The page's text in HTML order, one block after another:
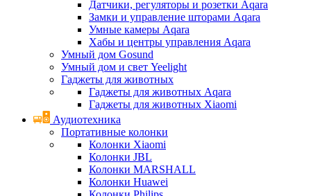
Датчики, регуляторы и розетки Aqara
Замки и управление шторами Aqara
Умные камеры Aqara
Хабы и центры управления Aqara
Умный дом Gosund
Умный дом и свет Yeelight
Гаджеты для животных
Гаджеты для животных Aqara
Гаджеты для животных Xiaomi
Аудиотехника
Портативные колонки
Колонки Xiaomi
Колонки JBL
Колонки MARSHALL
Колонки Huawei